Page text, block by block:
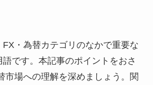
FX・為替カテゴリのなかで重要な
です。本記事のポイントをおさ
市場への理解を深めましょう。関